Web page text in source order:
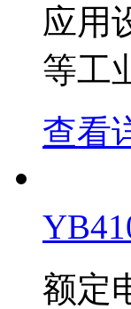
应用
等工
查看
额定